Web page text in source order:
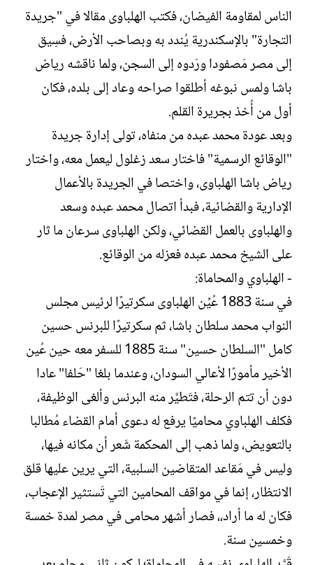
الناس لمقاومة الفيضان، فكتب الهلباوى مقالا في "جريدة
التجارة" بالإسكندرية يُندد به وبصاحب الأرض، فسِيق
إلى مصر مَصفودا ورَدوه إلى السجن، ولما ناقشه رياض
باشا ولمس نبوغه أطلقوا صراحه وعاد إلى بلده، فكان
أول من أُخذ بجريرة القلم.
وبعد عودة محمد عبده من منفاه، تولى إدارة جريدة
"الوقائع الرسمية" فاختار سعد زغلول ليعمل معه، واختار
رياض باشا الهلباوى، واختصا في الجريدة بالأعمال
الإدارية والقضائية، فبدأ اتصال محمد عبده وسعد
والهلباوى بالعمل القضائي، ولكن الهلباوى سرعان ما ثار
على الشيخ محمد عبده فعزله من الوقائع.
- الهلباوي والمحاماة:
في سنة 1883 عُيِّن الهلباوى سكرتيرًا لرئيس مجلس
النواب محمد سلطان باشا، ثم سكرتيرًا للبرنس حسين
كامل "السلطان حسين" سنة 1885 للسفر معه حين عُين
الأخير مأمورًا لأعالي السودان، وعندما بلغا "حَلفا" عادا
دون أن تتم الرحلة، فتَطيَّر منه البرنس وألغى الوظيفة،
فكلف الهلباوي محاميًا يرفع له دعوى أمام القضاء مُطالبا
بالتعويض، ولما ذهب إلى المحكمة شَعر أن مكانه فيها،
وليس في مَقاعد المتقاضين السلبية، التي يرين عليها قلق
الانتظار، إنما في مواقف المحامين التي تَستثير الإعجاب،
فكان له ما أراد،، فصار أشهر محامى في مصر لمدة خمسة
وخمسين سنة.